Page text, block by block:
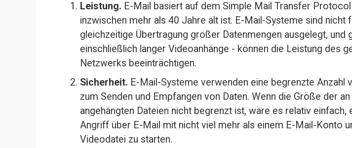
Leistung. E-Mail basiert auf dem Simple Mail Transfer
inzwischen mehr als 40 Jahre alt ist. E-Mail-Systeme sind nicht
gleichzeitige Übertragung großer Datenmengen ausgelegt, und
einschließlich langer Videoanhänge - können die Leistung des
Netzwerks beeinträchtigen.
Sicherheit. E-Mail-Systeme verwenden eine begrenzte Anzahl
zum Senden und Empfangen von Daten. Wenn die Größe der an
angehängten Dateien nicht begrenzt ist, wäre es relativ einfach,
Angriff über E-Mail mit nicht viel mehr als einem E-Mail-Konto
Videodatei zu starten.